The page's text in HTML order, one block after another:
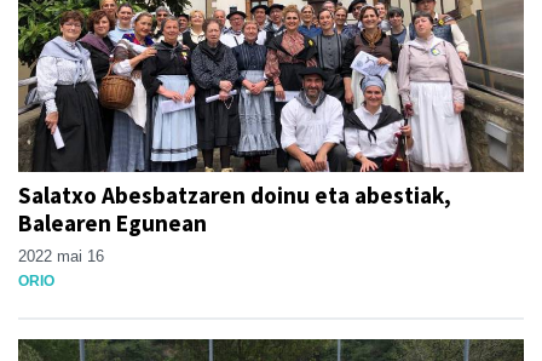
Salatxo Abesbatzaren doinu eta abestiak,
Balearen Egunean
2022 mai 16
ORIO